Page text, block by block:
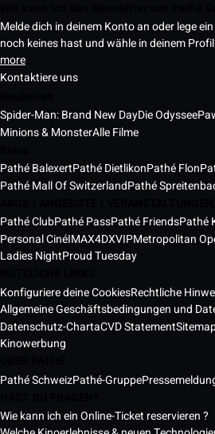
Melde dich in deinem Konto an oder lege
noch keines hast und wähle in deinem
more
Kontaktiere uns
Spider-Man: Brand New DayDie Odyssee
Minions & MonsterAlle Filme
Pathé BalexertPathé DietlikonPathé Flon
Pathé Mall Of SwitzerlandPathé
Pathé ClubPathé PassPathé FriendsPathé
Personal CinéIMAX4DXVIPMetropolitan
Ladies NightProud Tuesday
Konfiguriere deine CookiesRechtliche
Allgemeine Geschäftsbedingungen und
Datenschutz-ChartaCVD Statement
Kinowerbung
Pathé SchweizPathé-Gruppe
Wie kann ich ein Online-Ticket reservieren ?